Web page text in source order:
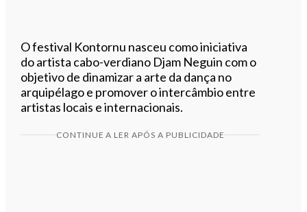
O festival Kontornu nasceu como iniciativa
do artista cabo-verdiano Djam Neguin com o
objetivo de dinamizar a arte da dança no
arquipélago e promover o intercâmbio entre
artistas locais e internacionais.
CONTINUE A LER APÓS A PUBLICIDADE